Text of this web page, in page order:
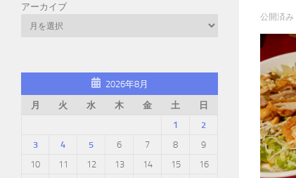
公開済み
アーカイブ
2026年8月
月
火 水 木 金 土
日
1
2
3
4 5 6 7 8
9
10
11 12 13 14 15
16